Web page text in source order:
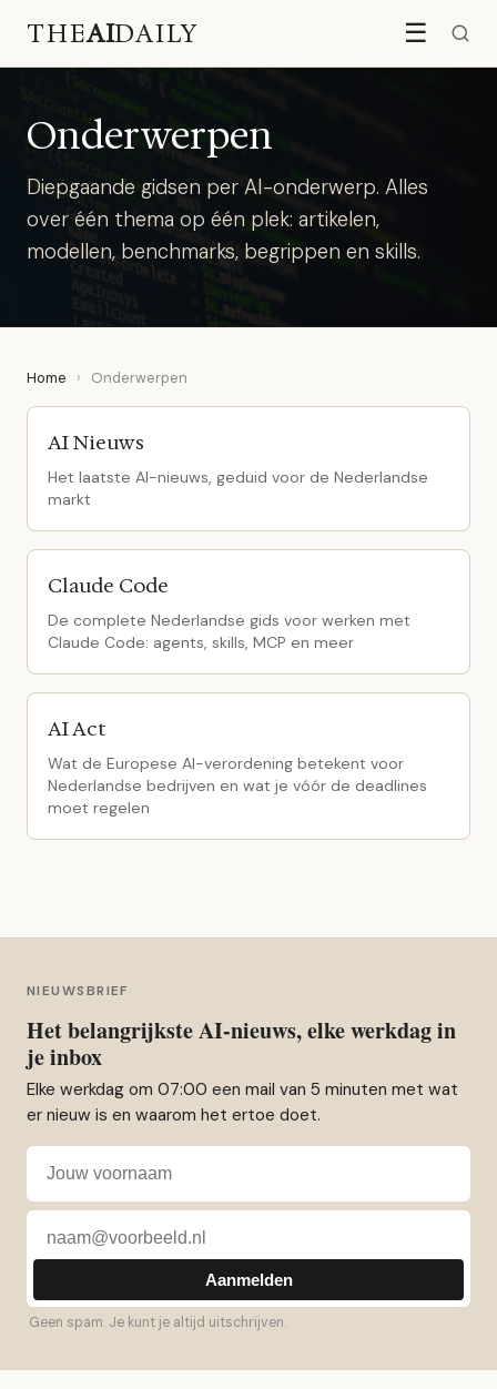
THEAIDAILY ☰
Onderwerpen
Diepgaande gidsen per AI-onderwerp. Alles
over één thema op één plek: artikelen,
modellen, benchmarks, begrippen en skills.
Home › Onderwerpen
AI Nieuws
Het laatste AI-nieuws, geduid voor de Nederlandse
markt
Claude Code
De complete Nederlandse gids voor werken met
Claude Code: agents, skills, MCP en meer
AI Act
Wat de Europese AI-verordening betekent voor
Nederlandse bedrijven en wat je vóór de deadlines
moet regelen
NIEUWSBRIEF
Het belangrijkste AI-nieuws, elke werkdag in
je inbox
Elke werkdag om 07:00 een mail van 5 minuten met wat
er nieuw is en waarom het ertoe doet.
Aanmelden
Geen spam. Je kunt je altijd uitschrijven.